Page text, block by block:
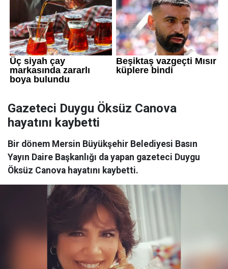
Gazeteci Duygu Öksüz Canova
hayatını kaybetti
Bir dönem Mersin Büyükşehir Belediyesi Basın
Yayın Daire Başkanlığı da yapan gazeteci Duygu
Öksüz Canova hayatını kaybetti.